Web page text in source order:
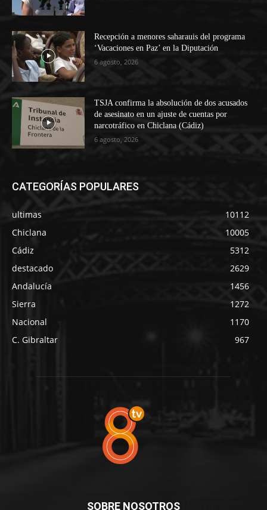
Recepción a menores saharauis del programa
‘Vacaciones en Paz’ en la Diputación
6 agosto, 2026
TSJA confirma la absolución de dos acusados
de asesinato en un ajuste de cuentas por
narcotráfico en Chiclana (Cádiz)
6 agosto, 2026
CATEGORÍAS POPULARES
ultimas
10112
Chiclana
10005
Cádiz
5312
destacado
2629
Andalucía
1456
Sierra
1272
Nacional
1170
C. Gibraltar
967
SOBRE NOSOTROS